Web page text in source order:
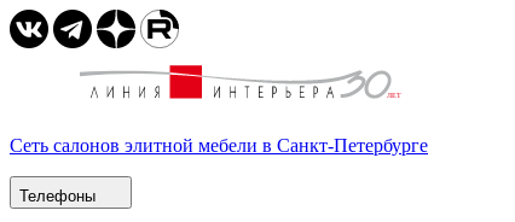
Сеть салонов элитной мебели в Санкт-Петербурге
Телефоны